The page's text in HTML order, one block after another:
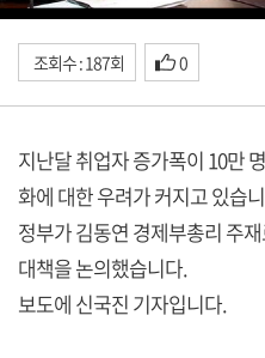
조회수 : 187회 0
지난달 취업자 증가폭이 10만
화에 대한 우려가 커지고 있습
정부가 김동연 경제부총리 주
대책을 논의했습니다.
보도에 신국진 기자입니다.